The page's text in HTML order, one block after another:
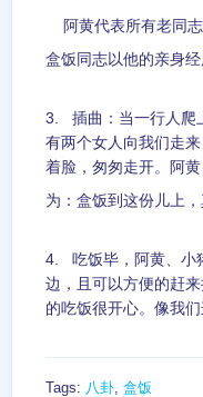
阿黄代表所有老同志
盒饭同志以他的亲身
3. 插曲：当一行人爬
有两个女人向我们走
着脸，匆匆走开。阿
为：盒饭到这份儿上
4. 吃饭毕，阿黄、小
边，且可以方便的赶
的吃饭很开心。像我
Tags: 八卦, 盒饭